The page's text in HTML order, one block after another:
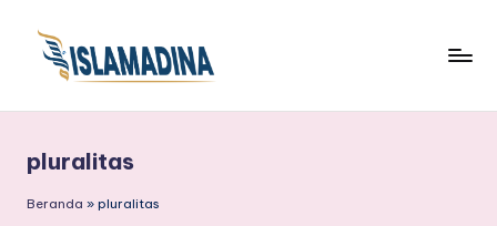
pluralitas
Beranda » pluralitas